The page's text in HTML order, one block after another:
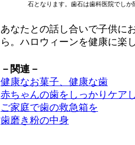
石となります。歯石は歯科医院でしか
あなたとの話し合いで子供に
ら。ハロウィーンを健康に楽
－関連－
健康なお菓子、健康な歯
赤ちゃんの歯をしっかりケア
ご家庭で歯の救急箱を
歯磨き粉の中身